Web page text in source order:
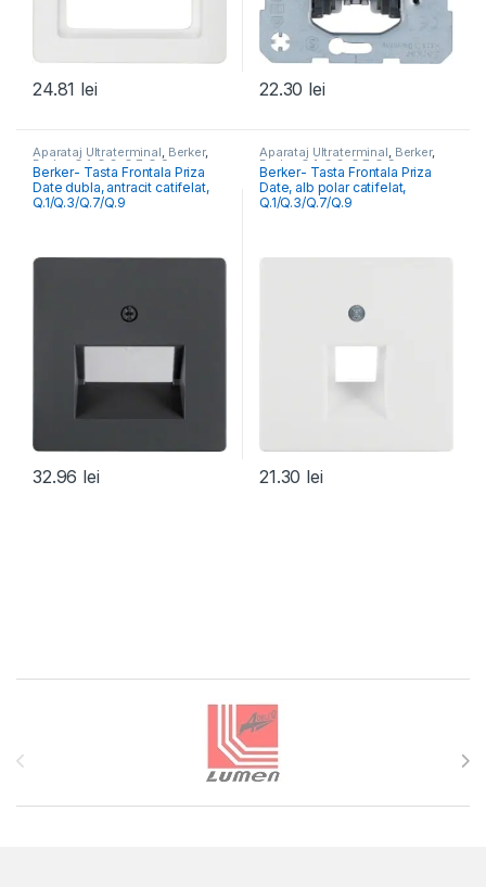
24.81 lei 22.30 lei
Aparataj Ultraterminal, Berker,
Berker Q.1, Q.3, Q.7, Q.9
Berker- Tasta Frontala Priza
Date dubla, antracit catifelat,
Q.1/Q.3/Q.7/Q.9
32.96 lei
Aparataj Ultraterminal, Berker,
Berker Q.1, Q.3, Q.7, Q.9
Berker- Tasta Frontala Priza
Date, alb polar catifelat,
Q.1/Q.3/Q.7/Q.9
21.30 lei